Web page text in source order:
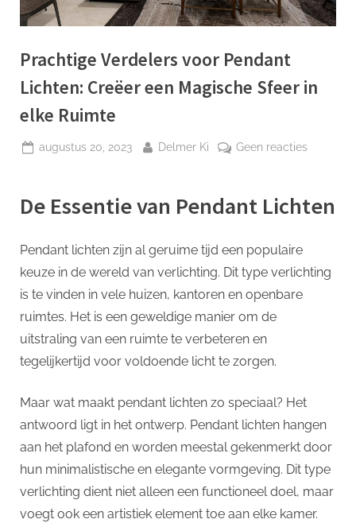
Prachtige Verdelers voor Pendant
Lichten: Creëer een Magische Sfeer in
elke Ruimte
Geplaatst
augustus 20, 2023 Door
Delmer Ki Geen reactiesop
voor
een
De Essentie van Pendant Lichten
Pendant lichten zijn al geruime tijd een populaire
keuze in de wereld van verlichting. Dit type verlichting
is te vinden in vele huizen, kantoren en openbare
ruimtes. Het is een geweldige manier om de
uitstraling van een ruimte te verbeteren en
tegelijkertijd voor voldoende licht te zorgen.
Maar wat maakt pendant lichten zo speciaal? Het
antwoord ligt in het ontwerp. Pendant lichten hangen
aan het plafond en worden meestal gekenmerkt door
hun minimalistische en elegante vormgeving. Dit type
verlichting dient niet alleen een functioneel doel, maar
voegt ook een artistiek element toe aan elke kamer.